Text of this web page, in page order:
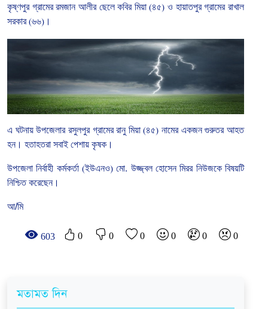
কৃষ্ণপুর গ্রামের রমজান আলীর ছেলে কবির মিয়া(৪৫)ও হায়াতপুর গ্রামের রাখাল
সরকার(৬৬) ।
এ ঘটনায় উপজেলার রসুলপুর গ্রামের রানু মিয়া(৪৫)নামের একজন গুরুতর আহত
হন। হতাহতরা সবাই পেশায় কৃষক।
উপজেলা নির্বাহী কর্মকর্তা(ইউএনও)মো. উজ্জ্বল হোসেন মিরর নিউজকে বিষয়টি
নিশ্চিত করেছেন।
আ/মি
603 0 0 0 0 0 0
মতামত দিন